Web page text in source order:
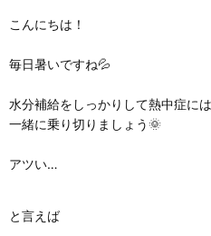
こんにちは！
毎日暑いですね💦
水分補給をしっかりして熱中症に
一緒に乗り切りましょう🌞
アツい…
と言えば